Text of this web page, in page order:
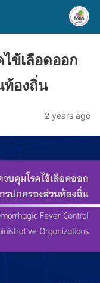
ข้เลือดออก
ท้องถิ่น
2 years ago